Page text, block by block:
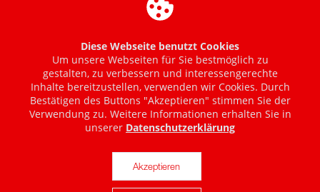
Diese Webseite benutzt Cookies
Um unsere Webseiten für Sie bestmöglich zu
gestalten, zu verbessern und interessengerechte
Inhalte bereitzustellen, verwenden wir Cookies. Durch
Bestätigen des Buttons "Akzeptieren" stimmen Sie der
Verwendung zu. Weitere Informationen erhalten Sie in
unserer Datenschutzerklärung
Akzeptieren